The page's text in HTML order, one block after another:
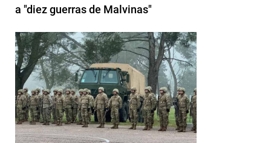
a "diez guerras de Malvinas"